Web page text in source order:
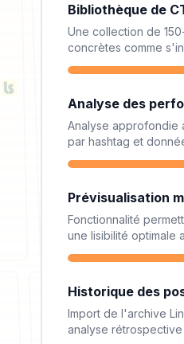
Bibliothèque de
Une collection de
concrètes comme
Analyse des
Analyse approfondie
par hashtag et
Prévisualisation
Fonctionnalité
une lisibilité optimale
Historique des
Import de l'archive
analyse